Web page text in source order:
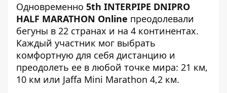
Одновременно 5th INTERPIPE DNIPRO
HALF MARATHON Online преодолевали
бегуны в 22 странах и на 4 континентах.
Каждый участник мог выбрать
комфортную для себя дистанцию ​​и
преодолеть ее в любой точке мира: 21 км,
10 км или Jaffa Mini Marathon 4,2 км.